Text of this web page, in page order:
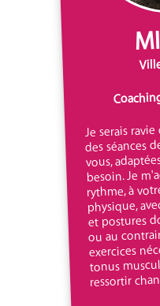
Je serais
des séances
vous,
besoin. Je
rythme, à
physique,
et postures
ou au
exercices
tonus
ressortir